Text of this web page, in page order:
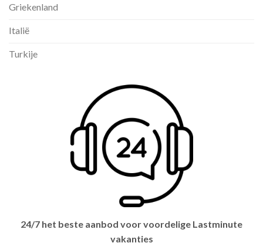
Griekenland
Italië
Turkije
24/7 het beste aanbod voor voordelige Lastminute
vakanties